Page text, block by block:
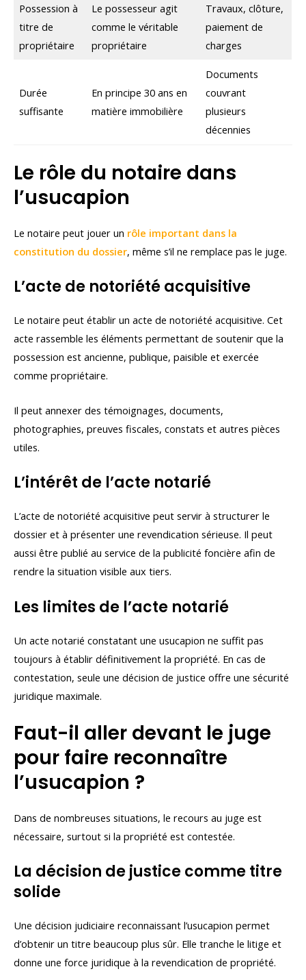
Possession à
titre de
propriétaire
Le possesseur agit
comme le véritable
propriétaire
Travaux, clôture,
paiement de
charges
Durée
suffisante
En principe 30 ans en
matière immobilière
Documents
couvrant
plusieurs
décennies
Le rôle du notaire dans
l’usucapion
Le notaire peut jouer un rôle important dans la
constitution du dossier, même s’il ne remplace pas le juge.
L’acte de notoriété acquisitive
Le notaire peut établir un acte de notoriété acquisitive. Cet
acte rassemble les éléments permettant de soutenir que la
possession est ancienne, publique, paisible et exercée
comme propriétaire.
Il peut annexer des témoignages, documents,
photographies, preuves fiscales, constats et autres pièces
utiles.
L’intérêt de l’acte notarié
L’acte de notoriété acquisitive peut servir à structurer le
dossier et à présenter une revendication sérieuse. Il peut
aussi être publié au service de la publicité foncière afin de
rendre la situation visible aux tiers.
Les limites de l’acte notarié
Un acte notarié constatant une usucapion ne suffit pas
toujours à établir définitivement la propriété. En cas de
contestation, seule une décision de justice offre une sécurité
juridique maximale.
Faut-il aller devant le juge
pour faire reconnaître
l’usucapion ?
Dans de nombreuses situations, le recours au juge est
nécessaire, surtout si la propriété est contestée.
La décision de justice comme titre
solide
Une décision judiciaire reconnaissant l’usucapion permet
d’obtenir un titre beaucoup plus sûr. Elle tranche le litige et
donne une force juridique à la revendication de propriété.